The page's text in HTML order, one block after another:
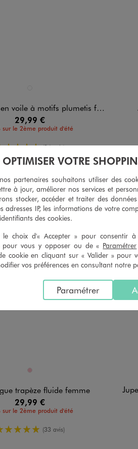
voile à motifs plumetis femme
29,99 €
sur le 2ème produit d'été
5/5 de moyenne
(34 avis)
1 colorisROSE
trapèze fluide femme
29,99 €
sur le 2ème produit d'été
5/5 de moyenne
(33 avis)
Jupe
OPTIMISER VOTRE
partenaires souhaitons utiliser des
à jour, améliorer nos services et
stocker, accéder et traiter des
adresses IP, les informations de votre
des cookies.
le choix d'« Accepter » pour consentir
pour vous y opposer ou de « Paramétrer
cookie en cliquant sur « Valider » pour
vos préférences en consultant notre
Paramétrer